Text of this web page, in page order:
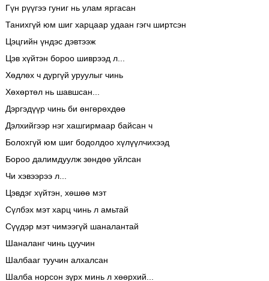
Гүн рүүгээ гуниг нь улам яргасан
Танихгүй юм шиг харцаар удаан гэгч ширтсэн
Цэцгийн үндэс дэвтээж
Цэв хүйтэн бороо шиврээд л...
Хөдлөх ч дургүй уруулыг чинь
Хөхөртөл нь шавшсан...
Дэргэдүүр чинь би өнгөрөхдөө
Дэлхийгээр нэг хашгирмаар байсан ч
Болохгүй юм шиг бодолдоо хүлүүлчихээд
Бороо далимдуулж зөндөө уйлсан
Чи хэвээрээ л...
Цэвдэг хүйтэн, хөшөө мэт
Сүлбэх мэт харц чинь л амьтай
Сүүдэр мэт чимээгүй шаналантай
Шаналанг чинь цуучин
Шалбааг туучин алхалсан
Шалба норсон зүрх минь л хөөрхий...